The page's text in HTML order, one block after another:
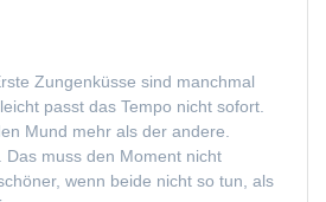
Zungenküsse sind manchmal
passt das Tempo nicht sofort.
Mund mehr als der andere.
Das muss den Moment nicht
wenn beide nicht so tun, als